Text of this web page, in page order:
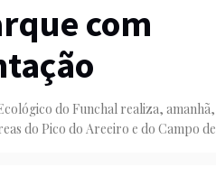
com
do Funchal realiza, amanhã,
do Pico do Areeiro e do Campo de